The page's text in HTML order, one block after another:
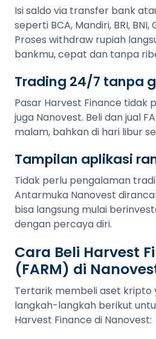
Isi saldo via transfer bank
seperti BCA, Mandiri, BRI, BNI,
Proses withdraw rupiah
bankmu, cepat dan tanpa
Trading 24/7 tanpa
Pasar Harvest Finance tidak
juga Nanovest. Beli dan jual
malam, bahkan di hari libur
Tampilan aplikasi
Tidak perlu pengalaman
Antarmuka Nanovest
bisa langsung mulai
dengan percaya diri.
Cara Beli Harvest
(FARM) di
Tertarik membeli aset kripto
langkah-langkah berikut
Harvest Finance di Nanovest: